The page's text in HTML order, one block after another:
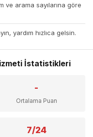
ve arama sayılarına göre
yardım hızlıca gelsin.
İstatistikleri
-
Ortalama Puan
7/24